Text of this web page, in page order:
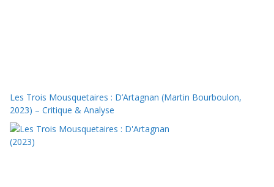
Les Trois Mousquetaires : D’Artagnan (Martin Bourboulon,
2023) – Critique & Analyse